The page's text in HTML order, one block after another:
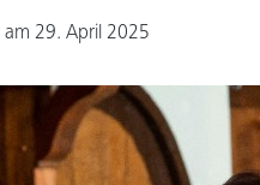
29. April 2025